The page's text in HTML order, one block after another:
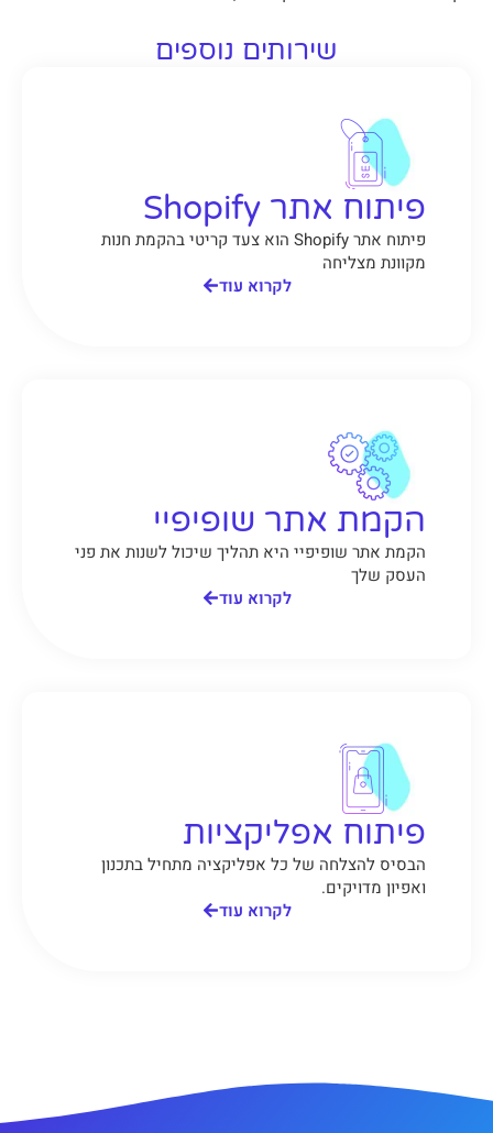
שירותים נוספים
פיתוח אתר Shopify
פיתוח אתר Shopify הוא צעד קריטי בהקמת חנות
מקוונת מצליחה
לקרוא עוד
הקמת אתר שופיפיי
הקמת אתר שופיפיי היא תהליך שיכול לשנות את פני
העסק שלך
לקרוא עוד
פיתוח אפליקציות
הבסיס להצלחה של כל אפליקציה מתחיל בתכנון
ואפיון מדויקים.
לקרוא עוד